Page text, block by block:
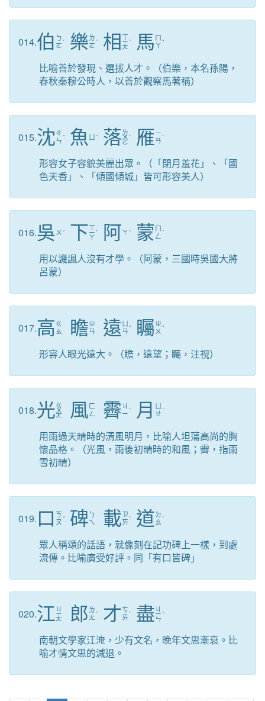
014.伯 ㄅ
ㄛ ˊ 樂ㄌ
ㄜˋ 相 ㄒ
ㄧ
ㄤ
ˋ 馬 ㄇ
ㄚˇ
比喻善於發現、選拔人才。（伯樂，本名孫陽，
春秋秦穆公時人，以善於觀察馬著稱）
015.沈ㄔ
ㄣ ˊ 魚 ˊ 落ㄌ
ㄨ
ㄛ
ˋ 雁ㄧ
ㄢˋ
形容女子容貌美麗出眾。（「閉月羞花」、「國
色天香」、「傾國傾城」皆可形容美人）
016.吳 ㄨ ˊ 下ㄒ
ㄧ
ㄚ
ˋ 阿ㄚˋ 蒙 ㄇ
ㄥ ˊ
用以譏諷人沒有才學。（阿蒙，三國時吳國大將
呂蒙）
017.高 ㄍ
ㄠ
瞻ㄓ
ㄢ
遠 ㄢˇ 矚 ㄓ
ㄨ ˇ
形容人眼光遠大。（瞻，遠望；矚，注視）
018.光ㄍ
ㄨ
ㄤ 風 ㄈ
ㄥ
霽 ㄐ
ㄧˋ 月
ㄝˋ
用雨過天晴時的清風明月，比喻人坦蕩高尚的胸
懷品格。（光風，雨後初晴時的和風；霽，指雨
雪初晴）
019. 口 ㄎ
ㄡˇ 碑 ㄅ
ㄟ
載ㄗ
ㄞˋ 道 ㄉ
ㄠˋ
眾人稱頌的話語，就像刻在記功碑上一樣，到處
流傳。比喻廣受好評。同「有口皆碑」
020.江 ㄐ
ㄧ
ㄤ 郎 ㄌ
ㄤ ˊ 才ㄘ
ㄞ ˊ 盡 ㄐ
ㄧ
ㄣ
ˋ
南朝文學家江淹，少有文名，晚年文思漸衰。比
喻才情文思的減退。